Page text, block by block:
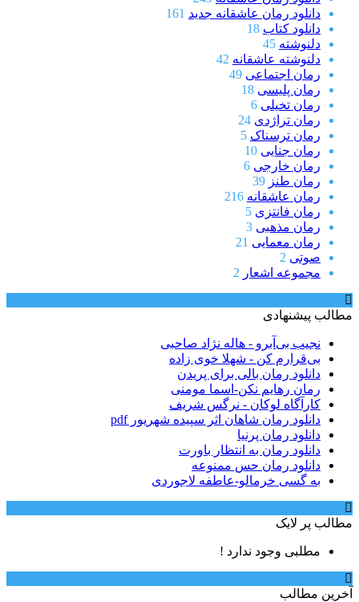
دانلود رمان عاشقانه جدید 161
دانلود کتاب 18
دلنوشته 45
دلنوشته عاشقانه 42
رمان اجتماعی 49
رمان پلیسی 18
رمان تخیلی 6
رمان تراژدی 24
رمان ترسناک 5
رمان جنایی 10
رمان خارجی 6
رمان طنز 39
رمان عاشقانه 216
رمان فانتزی 5
رمان مذهبی 3
رمان معمایی 21
صوتی 2
مجموعه اشعار 2
مطالب پیشنهادی
نجیب بی‌آبرو - هاله نژاد صاحبی
بی‌قرارم کن - شهلا خوی زاده
دانلود رمان بالی برای پریدن
رمان رهایم نکن-اسما مومنی
کارآگاه لوکان - نرگس شریف
دانلود رمان شاهان اثر سپیده شهریور pdf
دانلود رمان پرنیا
دانلود رمان به انتظار باورت
دانلود رمان حس ممنوعه
به گسی خرمالو-عاطفه لاجوردی
مطالب پر لایک
مطلبی وجود ندارد !
آخرین مطالب